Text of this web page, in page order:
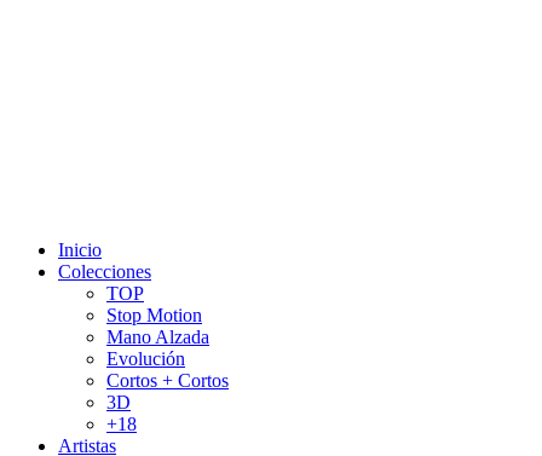
Inicio
Colecciones
TOP
Stop Motion
Mano Alzada
Evolución
Cortos + Cortos
3D
+18
Artistas